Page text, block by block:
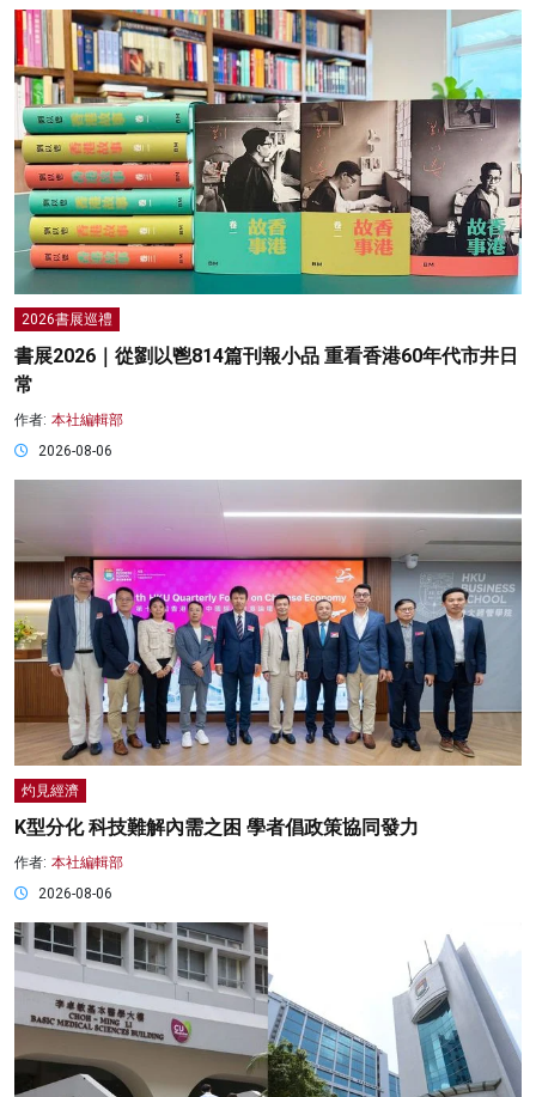
2026書展巡禮
書展2026｜從劉以鬯814篇刊報小品 重看香港60年代市井日
常
作者: 本社編輯部
2026-08-06
灼見經濟
K型分化 科技難解內需之困 學者倡政策協同發力
作者: 本社編輯部
2026-08-06